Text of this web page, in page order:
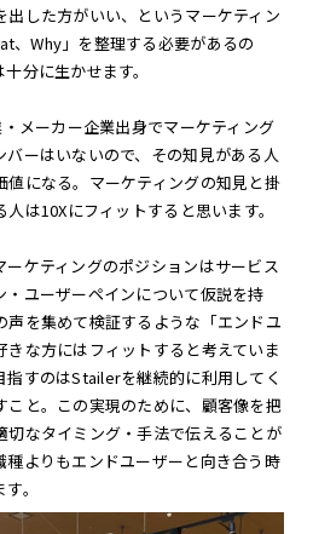
出した方がいい、というマーケティン
、Why」を整理する必要があるの
分に生かせます。
メーカー企業出身でマーケティング
ーはいないので、その知見がある人
値になる。マーケティングの知見と掛
は10Xにフィットすると思います。
ーケティングのポジションはサービス
ユーザーペインについて仮説を持
声を集めて検証するような「エンドユ
な方にはフィットすると考えていま
指すのはStailerを継続的に利用してく
こと。この実現のために、顧客像を把
切なタイミング・手法で伝えることが
よりもエンドユーザーと向き合う時
。